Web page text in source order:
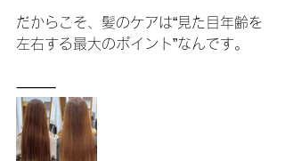
だからこそ、髪のケアは“見た目年齢を
左右する最大のポイント”なんです。
⸻